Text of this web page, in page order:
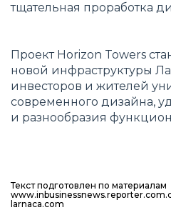
тщательная проработка
Проект Horizon Towers
новой инфраструктуры
инвесторов и жителей
современного дизайна,
и разнообразия
Текст подготовлен по материалам
larnaca.com